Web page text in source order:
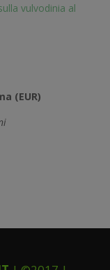
vulvodinia al
(EUR)